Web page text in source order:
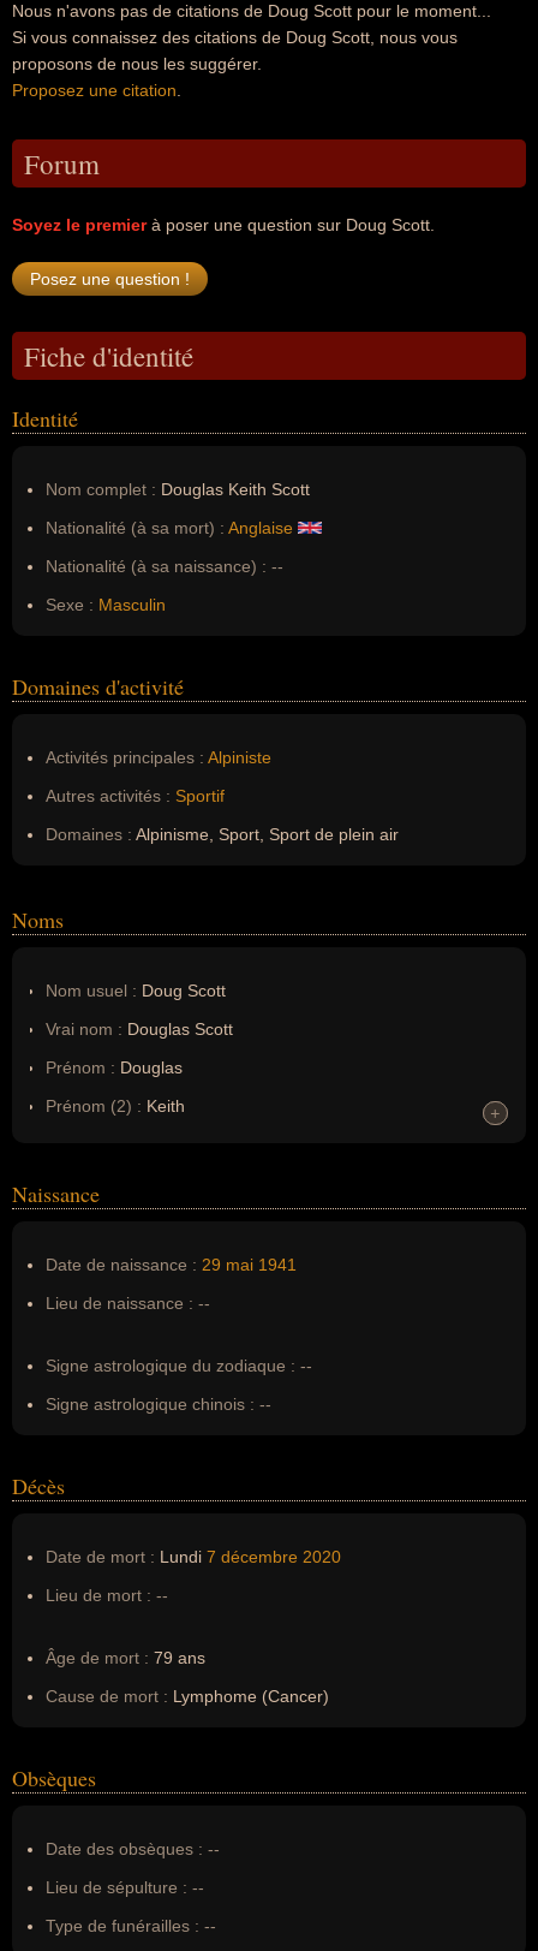
Nous n'avons pas de citations de Doug Scott pour le moment...
Si vous connaissez des citations de Doug Scott, nous vous
proposons de nous les suggérer.
Proposez une citation
Forum
Soyez le premierà poser une question sur Doug Scott.
Fiche d'identité
Identité
Nom complet : Douglas Keith Scott
Nationalité (à sa mort) : Anglaise
Nationalité (à sa naissance) : --
Sexe : Masculin
Domaines d'activité
Activités principales : Alpiniste
Autres activités : Sportif
Domaines : Alpinisme, Sport, Sport de plein air
Noms
Nom usuel : Doug Scott
Vrai nom : Douglas Scott
Prénom : Douglas
Prénom (2) : Keith
Erreurs d'écriture : --
+
+
Naissance
Date de naissance : 29 mai 1941
Lieu de naissance : --
Signe astrologique du zodiaque : --
Signe astrologique chinois : --
Décès
Date de mort : Lundi 7 décembre 2020
Lieu de mort : --
Âge de mort : 79 ans
Cause de mort : Lymphome (Cancer)
Obsèques
Date des obsèques : --
Lieu de sépulture : --
Type de funérailles : --